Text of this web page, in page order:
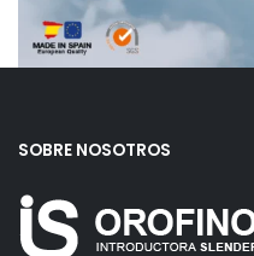
SOBRE NOSOTROS